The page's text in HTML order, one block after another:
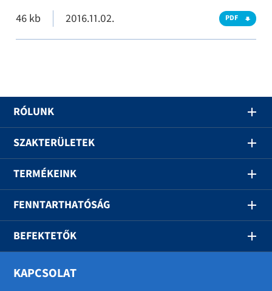
46 kb 2016.11.02. PDF
RÓLUNK
SZAKTERÜLETEK
TERMÉKEINK
FENNTARTHATÓSÁG
BEFEKTETŐK
KAPCSOLAT